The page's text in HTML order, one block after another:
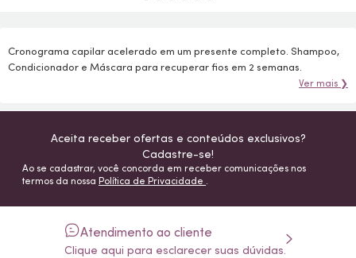
Cronograma capilar acelerado em um presente completo. Shampoo,
Condicionador e Máscara para recuperar fios em 2 semanas.
Ver mais ❯
Aceita receber ofertas e conteúdos exclusivos?
Cadastre-se!
Ao se cadastrar, você concorda em receber comunicações nos
termos da nossa Política de Privacidade .
Atendimento ao cliente
Clique aqui para esclarecer suas dúvidas.